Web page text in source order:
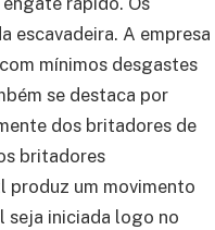
escavadeira. A empresa
mínimos desgastes
se destaca por
dos britadores de
britadores
produz um movimento
seja iniciada logo no